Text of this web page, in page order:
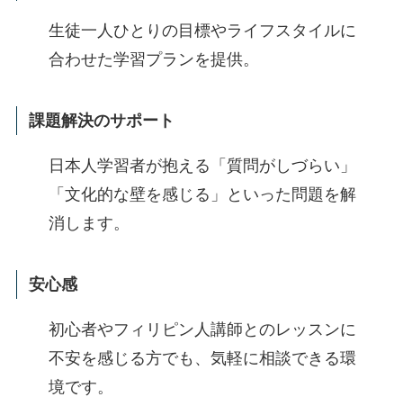
生徒一人ひとりの目標やライフスタイルに
合わせた学習プランを提供。
課題解決のサポート
日本人学習者が抱える「質問がしづらい」
「文化的な壁を感じる」といった問題を解
消します。
安心感
初心者やフィリピン人講師とのレッスンに
不安を感じる方でも、気軽に相談できる環
境です。